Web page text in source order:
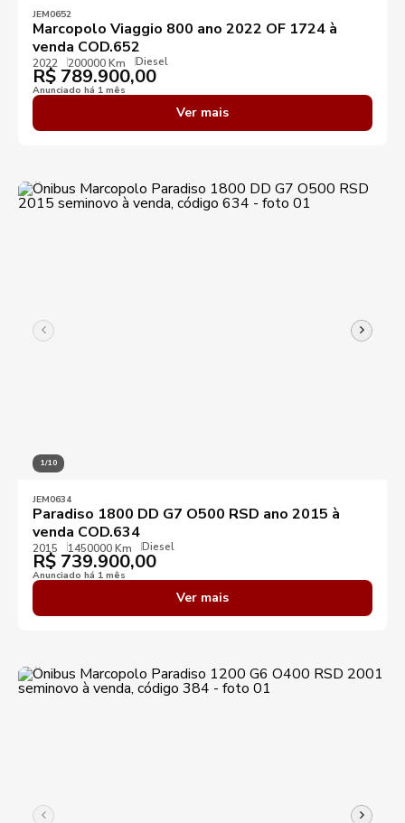
JEM0652
Marcopolo Viaggio 800 ano 2022 OF 1724 à
venda COD.652
2022 200000 Km Diesel
R$ 789.900,00
Anunciado há 1 mês
Ver mais
1/10
JEM0634
Paradiso 1800 DD G7 O500 RSD ano 2015 à
venda COD.634
2015 1450000 Km Diesel
R$ 739.900,00
Anunciado há 1 mês
Ver mais